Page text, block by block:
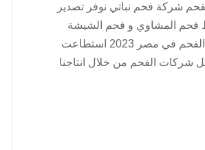
شركة فحم نباتي نوفر تصدير
فحم المشاوي و فحم الشيشة
بأفضل اسعار الفحم لعام 2023 شركات الفحم في مصر 2023 استطاعت
شركات الفحم من خلال انتاجنا